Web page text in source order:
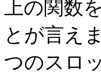
上の関数
とが言え
つのスロ